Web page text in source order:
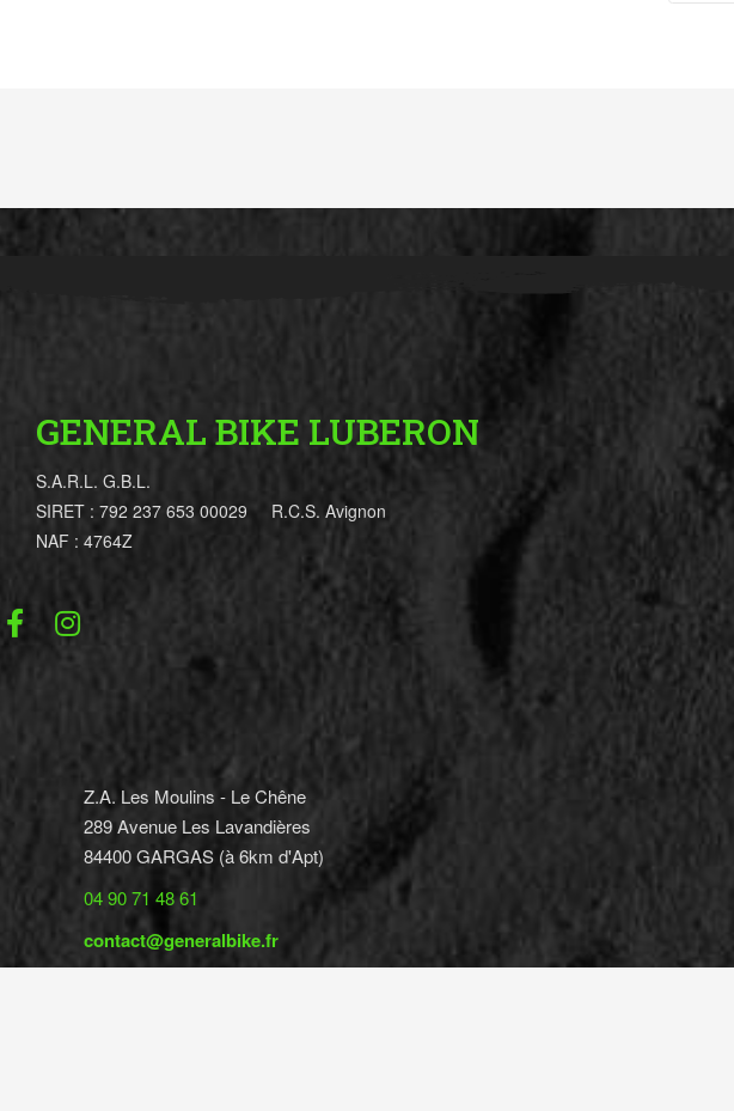
GENERAL BIKE LUBERON
S.A.R.L. G.B.L.
SIRET : 792 237 653 00029 R.C.S. Avignon
NAF : 4764Z
Z.A. Les Moulins - Le Chêne
289 Avenue Les Lavandières
84400 GARGAS (à 6km d'Apt)
04 90 71 48 61
contact@generalbike.fr